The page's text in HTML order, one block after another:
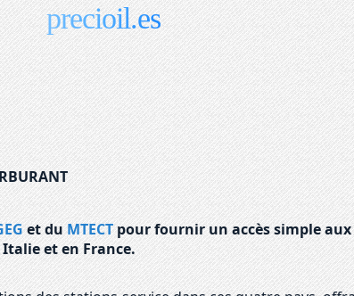
precioil.es
et du MTECT pour fournir un accès simple
et en France.